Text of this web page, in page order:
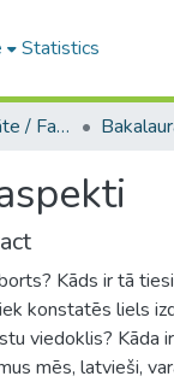
Statistics
A -- Juridiskā fakultāte / Faculty of Law
Kāds ir tā
konstatēs liels
viedoklis? Kāda
mēs, latvieši,